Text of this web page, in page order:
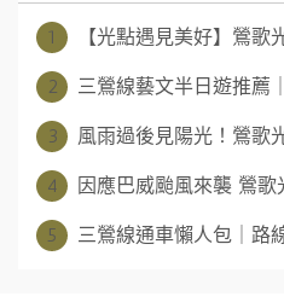
1 【光點遇見美好】鶯
2 三鶯線藝文半日遊推薦
3 風雨過後見陽光！鶯歌
4 因應巴威颱風來襲 鶯
5 三鶯線通車懶人包｜路